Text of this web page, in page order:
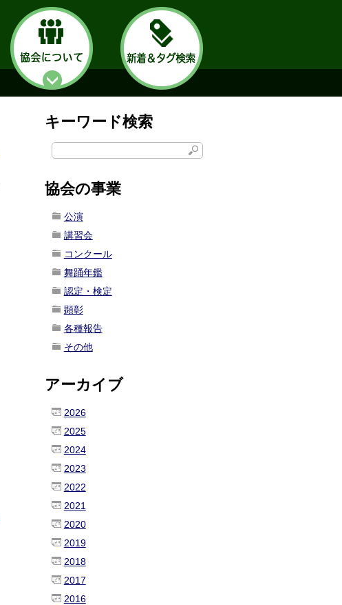
キーワード検索
協会の事業
公演
講習会
コンクール
舞踊年鑑
認定・検定
顕彰
各種報告
その他
アーカイブ
2026
2025
2024
2023
2022
2021
2020
2019
2018
2017
2016